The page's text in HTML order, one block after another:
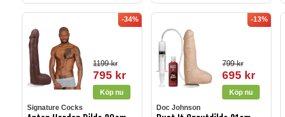
-34%
1199 kr
795 kr
Signature Cocks
-13%
799 kr
695 kr
Doc Johnson